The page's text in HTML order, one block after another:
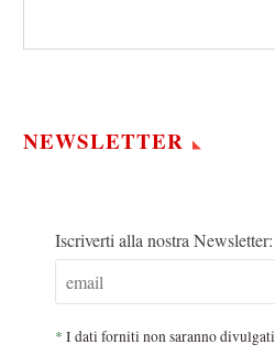
NEWSLETTER
Iscriverti alla nostra Newsletter:
* I dati forniti non saranno divulgati